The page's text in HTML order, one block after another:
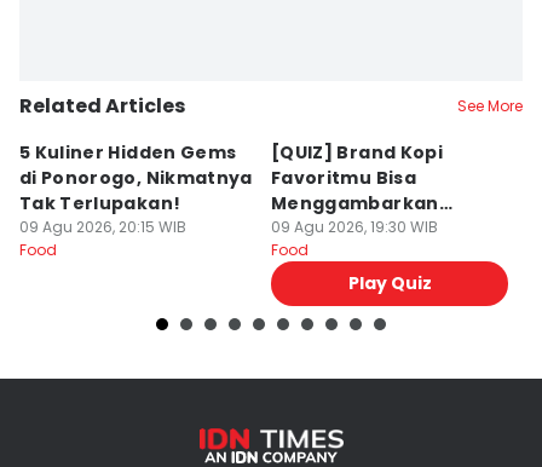
Related Articles See More
5 Kuliner Hidden Gems
di Ponorogo, Nikmatnya
Tak Terlupakan!
09 Agu 2026, 20:15 WIB
Food
[QUIZ] Brand Kopi
Favoritmu Bisa
Menggambarkan
Kepribadianmu Lho!
09 Agu 2026, 19:30 WIB
Food
Play Quiz